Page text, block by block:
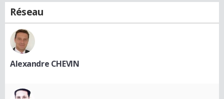
Réseau
Alexandre CHEVIN